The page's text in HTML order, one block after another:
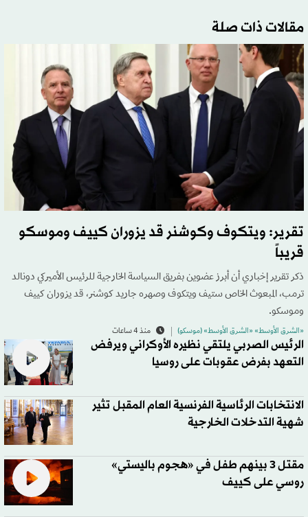
مقالات ذات صلة
تقرير: ويتكوف وكوشنر قد يزوران كييف وموسكو
قريباً
ذكر تقرير إخباري أن أبرز عضوين بفريق السياسة الخارجية للرئيس الأميركي دونالد
ترمب، المبعوث الخاص ستيف ويتكوف وصهره جاريد كوشنر، قد يزوران كييف
وموسكو.
«الشرق الأوسط» «الشرق الأوسط» (موسكو) منذ 4 ساعات
الرئيس الصربي يلتقي نظيره الأوكراني ويرفض
التعهد بفرض عقوبات على روسيا
الانتخابات الرئاسية الفرنسية العام المقبل تثير
شهية التدخلات الخارجية
مقتل 3 بينهم طفل في «هجوم باليستي»
روسي على كييف